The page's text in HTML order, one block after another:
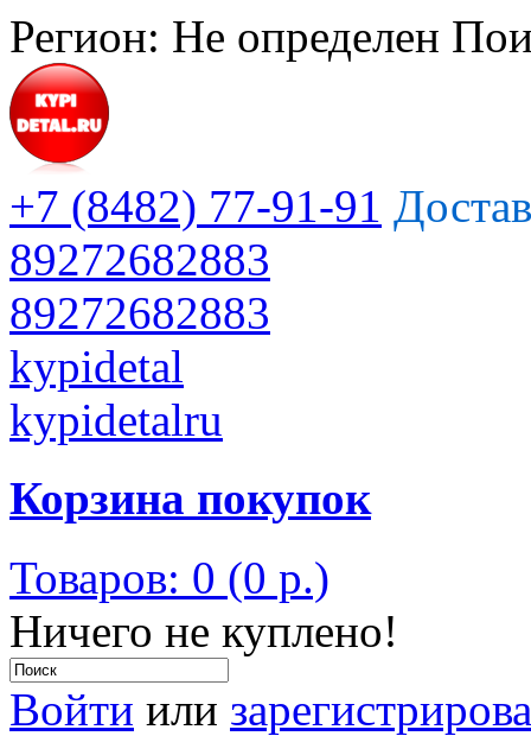
Регион: Не определен
+7 (8482) 77-91-91
89272682883
89272682883
kypidetal
kypidetalru
Корзина покупок
Товаров: 0 (0 р.)
Ничего не куплено!
Войти или